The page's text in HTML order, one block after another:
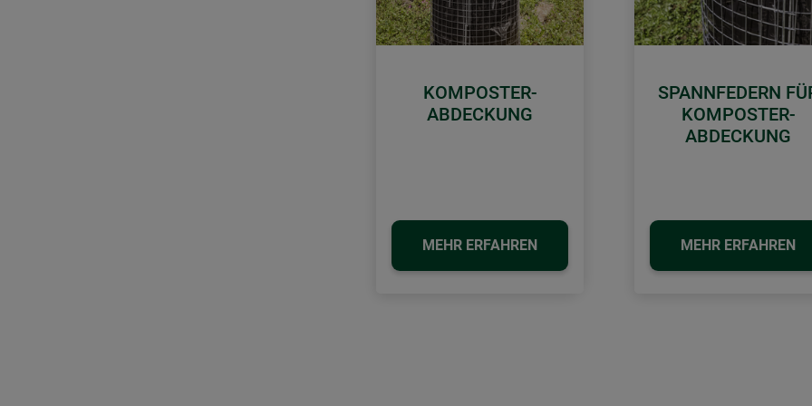
KOMPOSTER-
ABDECKUNG
MEHR ERFAHREN
SPANNFEDERN
KOMPOSTER-
ABDECKUNG
MEHR ERFAHREN